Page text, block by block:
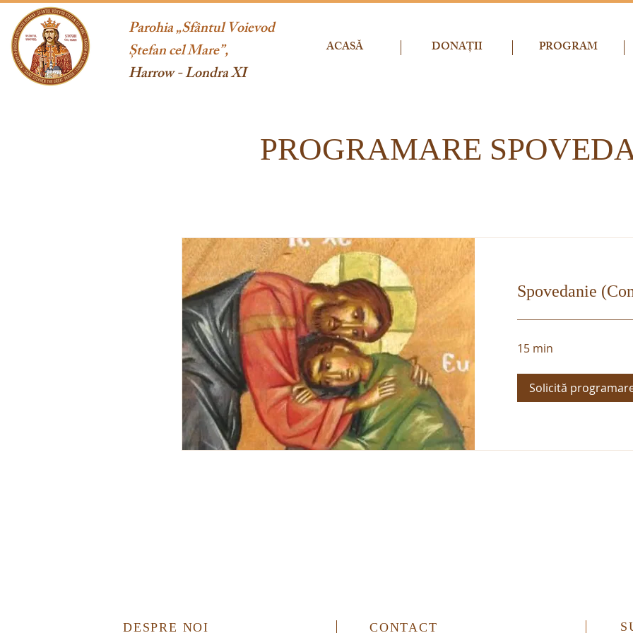
Parohia „Sfântul Voievod
Ștefan cel Mare”,
Harrow - Londra XI
ACASĂ DONAȚII PROGRAM
PROGRAMARE
Spovedanie
15 min
Solicită
DESPRE NOI CONTACT